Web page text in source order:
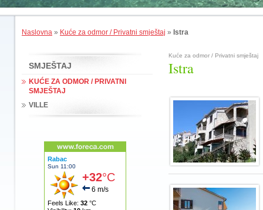
Naslovna » Kuće za odmor / Privatni smještaj » Istra
SMJEŠTAJ
KUĆE ZA ODMOR / PRIVATNI
SMJEŠTAJ
VILLE
Kuće za odmor / Privatni smještaj
Istra